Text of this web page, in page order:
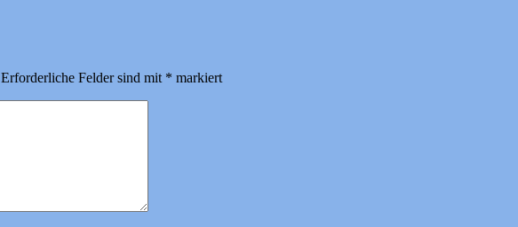
Erforderliche Felder sind mit * markiert